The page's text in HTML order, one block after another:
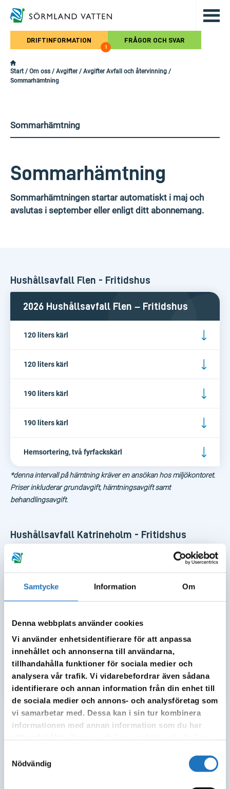
Samtycke Information Om
Denna webbplats använder cookies
Vi använder enhetsidentifierare för att anpassa
innehållet och annonserna till användarna,
tillhandahålla funktioner för sociala medier och
analysera vår trafik. Vi vidarebefordrar även sådana
identifierare och annan information från din enhet till
de sociala medier och annons- och analysföretag som
vi samarbetar med. Dessa kan i sin tur kombinera
informationen med annan information som du har
Nödvändig
Hoppa till det huvudsakliga
DRIFTINFORMATION
1
FRÅGOR OCH SVAR
Start / Om oss / Avgifter/ Avgifter Avfall och återvinning /
Sommarhämtning
Sommarhämtning
Sommarhämtning
Sommarhämtningen startar automatiskt i maj och
avslutas i september eller enligt ditt abonnemang.
Hushållsavfall Flen - Fritidshus
2026 Hushållsavfall Flen – Fritidshus
120 liters kärl
120 liters kärl
190 liters kärl
190 liters kärl
Hemsortering, två fyrfackskärl
*denna intervall på hämtning kräver en ansökan hos miljökontoret.
Priser inkluderar grundavgift, hämtningsavgift samt
behandlingsavgift.
Hushållsavfall Katrineholm - Fritidshus
2026 Hushållsavfall Katrineholm –
Fritidshus
190 liters kärl
Behandlingsavgift per kilo tillkommer
Hemsortering, två fyrfackskärl
*denna intervall på hämtning kräver en ansökan hos miljökontoret
2026 Hushållsavfall Vingåker – Fritidshus